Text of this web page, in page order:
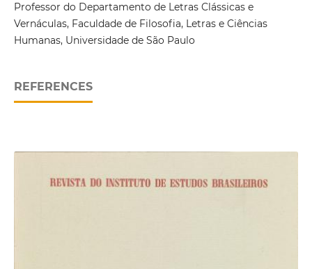
Professor do Departamento de Letras Clássicas e
Vernáculas, Faculdade de Filosofia, Letras e Ciências
Humanas, Universidade de São Paulo
REFERENCES